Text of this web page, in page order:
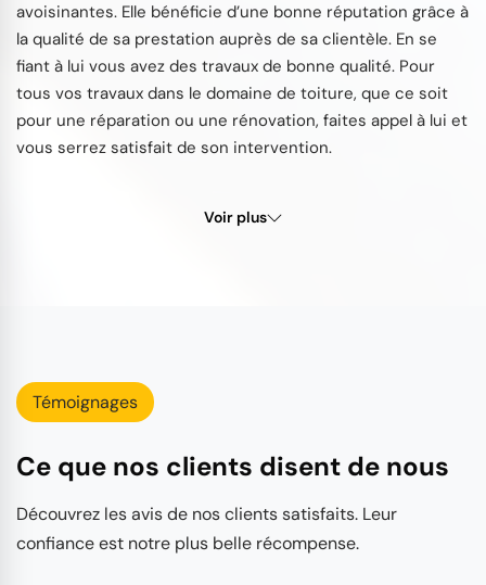
avoisinantes. Elle bénéficie d’une bonne réputation grâce à
la qualité de sa prestation auprès de sa clientèle. En se
fiant à lui vous avez des travaux de bonne qualité. Pour
tous vos travaux dans le domaine de toiture, que ce soit
pour une réparation ou une rénovation, faites appel à lui et
vous serrez satisfait de son intervention.
Voir plus
Témoignages
Ce que nos clients disent de nous
Découvrez les avis de nos clients satisfaits. Leur
confiance est notre plus belle récompense.